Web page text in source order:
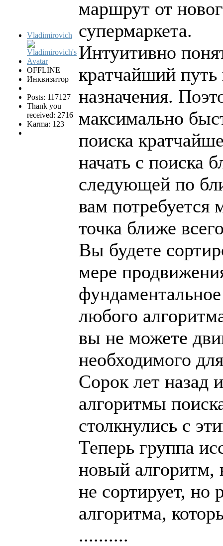
Vladimirovich
OFFLINE
Инквизитор
Posts: 117127
Thank you
received: 2716
Karma: 123
маршрут от
супермаркета.
Интуитивно
кратчайший
назначения.
максимально
поиска
начать с поиска
следующей по
вам потребуется
точка ближе
Вы будете
мере
любого
вы не можете
необходимого
Сорок лет назад
алгоритмы
столкнулись с
Теперь группа
новый алгоритм,
не сортирует, но
алгоритма,
..........